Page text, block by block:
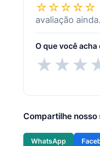
☆☆☆☆☆
avaliação
O que você
★★★
Compartilhe nosso
WhatsApp